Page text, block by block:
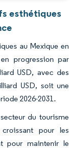
esthétiques
au Mexique en
progression par
USD, avec des
USD, soit une
2026-2031.
du tourisme
pour les
pour maintenir le